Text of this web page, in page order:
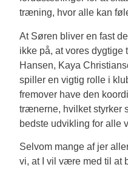
træning, hvor alle kan
At Søren bliver en fast
ikke på, at vores
Hansen, Kaya
spiller en vigtig rolle i
fremover have den
trænerne, hvilket styrker
bedste udvikling for alle
Selvom mange af jer
vi, at I vil være med til at